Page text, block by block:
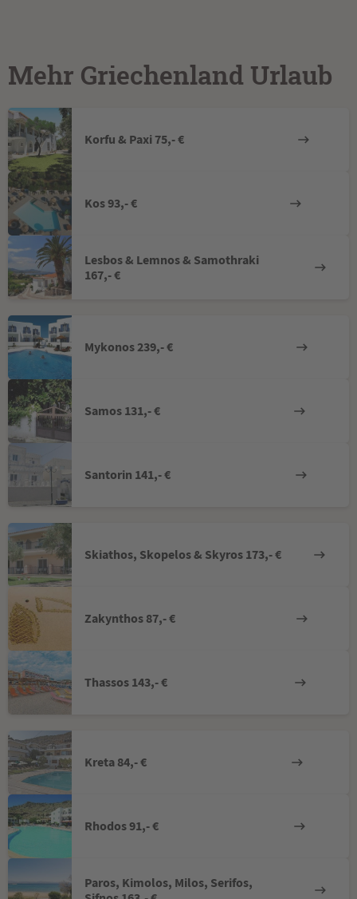
Mehr Griechenland Urlaub
Korfu & Paxi 75,- €
Kos 93,- €
Lesbos & Lemnos & Samothraki
167,- €
Mykonos 239,- €
Samos 131,- €
Santorin 141,- €
Skiathos, Skopelos & Skyros 173,- €
Zakynthos 87,- €
Thassos 143,- €
Kreta 84,- €
Rhodos 91,- €
Paros, Kimolos, Milos, Serifos,